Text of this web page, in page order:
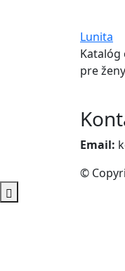
Lunita
pre
Email:
©